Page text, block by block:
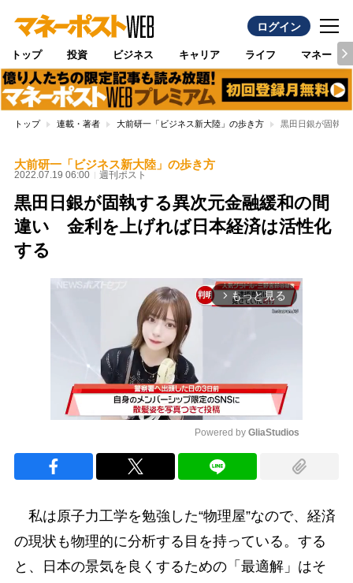
ログイン
トップ 投資 ビジネス キャリア ライフ マネー
トップ 連載・著者 大前研一「ビジネス新大陸」の歩き方 黒田日銀が固執
大前研一「ビジネス新大陸」の歩き方
2022.07.19 06:00 週刊ポスト
黒田日銀が固執する異次元金融緩和の間
違い 金利を上げれば日本経済は活性化
する
arrow_forward_ios もっと見る
Powered by GliaStudios
私は原子力工学を勉強した“物理屋”なので、経済
の現状も物理的に分析する目を持っている。する
と、日本の景気を良くするための「最適解」はそ